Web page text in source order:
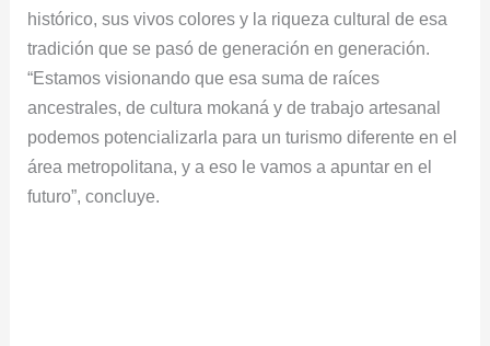
histórico, sus vivos colores y la riqueza cultural de esa
tradición que se pasó de generación en generación.
“Estamos visionando que esa suma de raíces
ancestrales, de cultura mokaná y de trabajo artesanal
podemos potencializarla para un turismo diferente en el
área metropolitana, y a eso le vamos a apuntar en el
futuro”, concluye.